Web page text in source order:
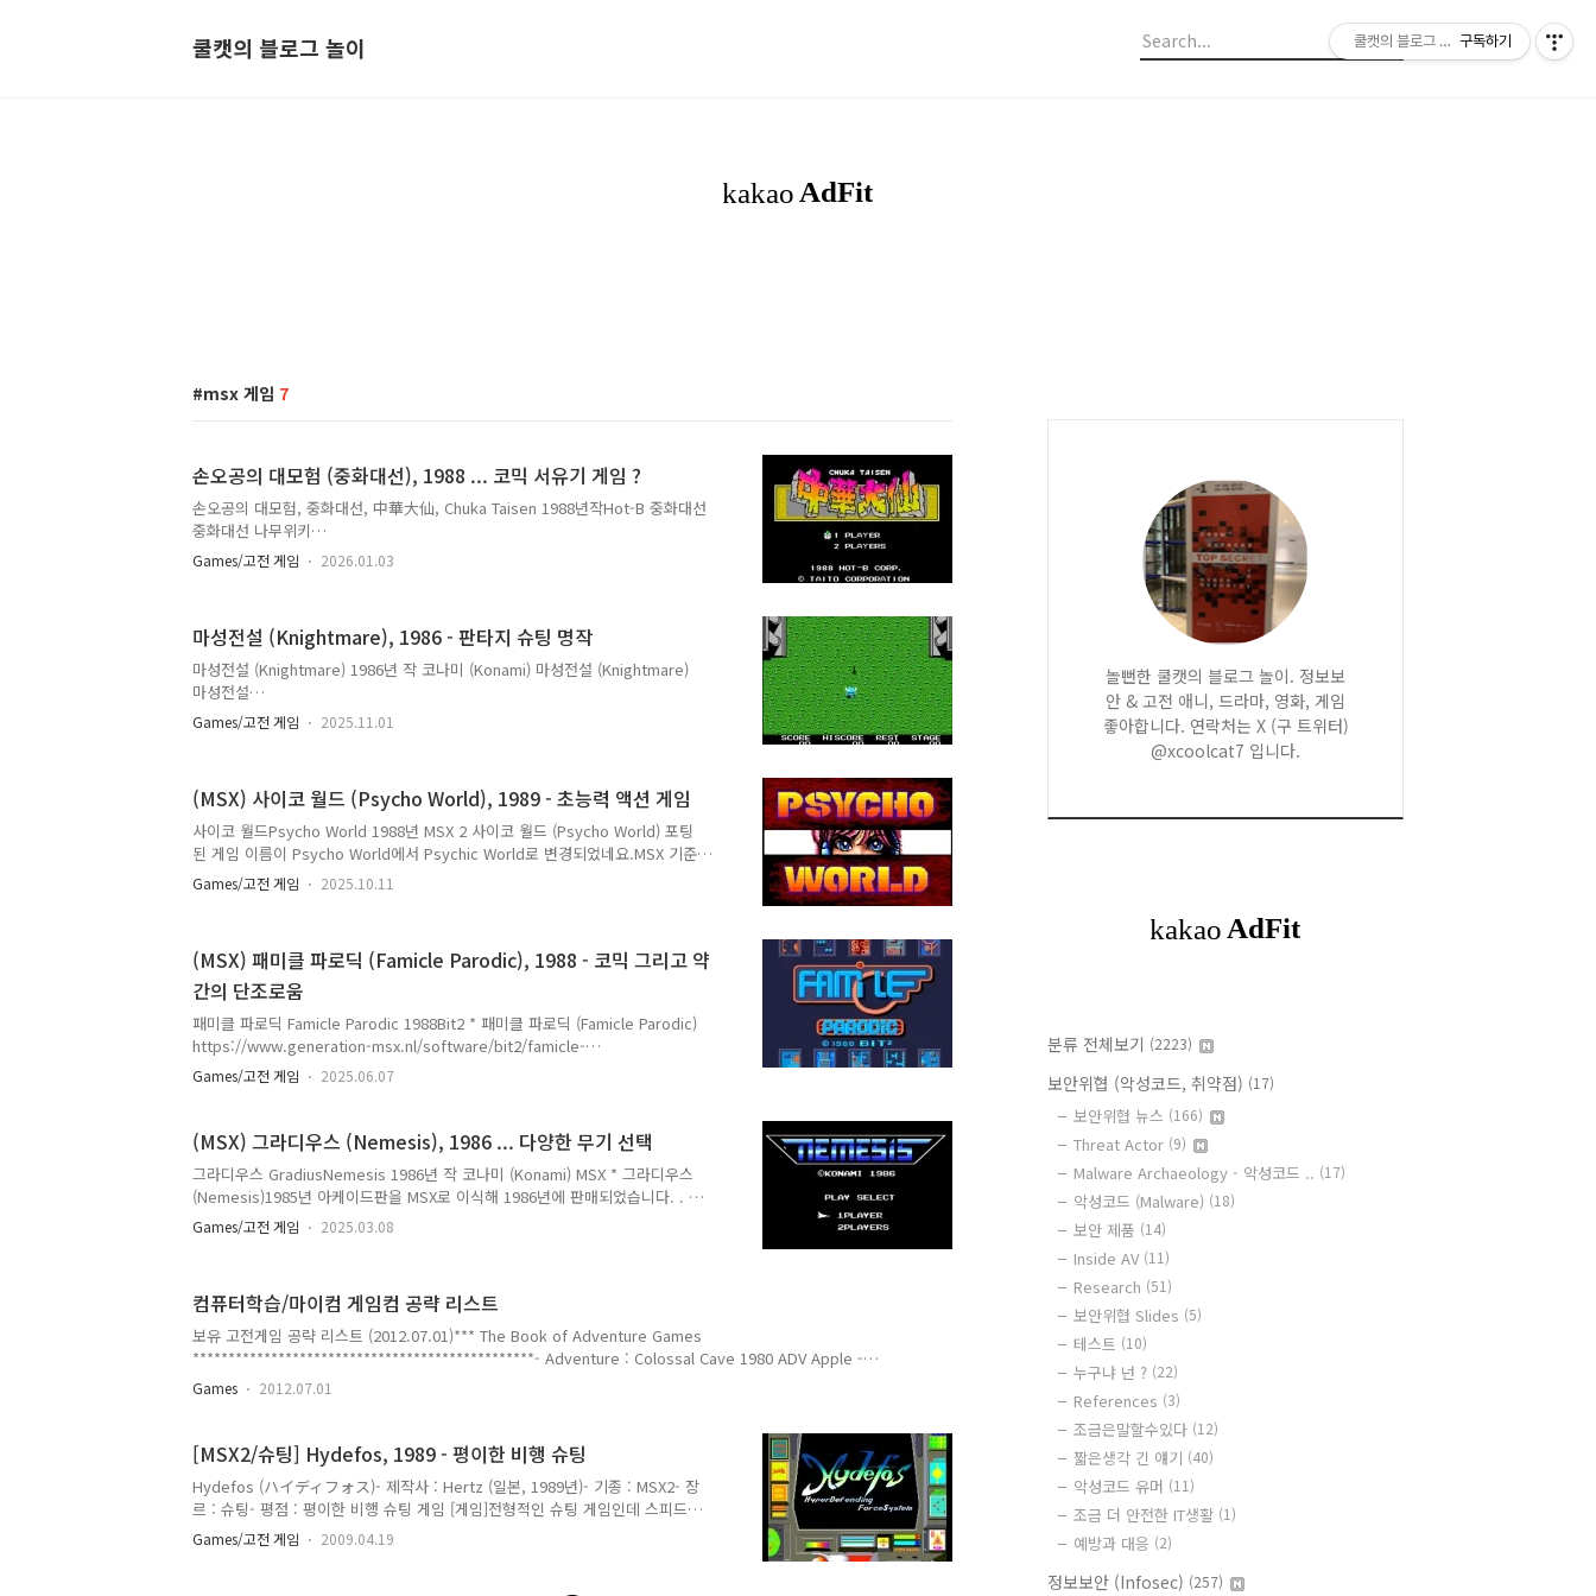
쿨캣의 블로그 놀이
msx 게임 7
손오공의 대모험 (중화대선), 1988 ... 코믹 서유기 게임 ?
손오공의 대모험, 중화대선, 中華大仙, Chuka Taisen 1988년작Hot-B 중화대선
중화대선 나무위키
https://namu.wiki/w/%EC%A4%91%ED%99%94%EB%8C%80%EC%84
%A0 중화대선아케이드 판 PC 엔진 이식판 '극락! 중화대선' 1988년 6월 에
통해 정식으로 판매되었다고 합니다.국내에 게임 유통하면 동서게임채널이 먼저
떠오르고 그 다음 SKC였는데, SKC가 훨씬 전부터 게임을 출시했었군요.그런데,
당시 일본어는 어떻게 처리했나 궁금하네요. 아이템은 종류와 특징은 다음과 같
습니다. ..
Games/고전 게임 2026.01.03
마성전설 (Knightmare), 1986 - 판타지 슈팅 명작
마성전설 (Knightmare) 1986년 작 코나미 (Konami) 마성전설 (Knightmare)
마성전설
https://namu.wiki/w/%EB%A7%88%EC%84%B1%EC%A0%84%EC%84
%A4 마성전설플레이 영상 코나미 에서 발매한 마성전설 시리즈 의 첫 작품. 파
녀를 찾기 위해 헤라가 알려준 아토스로 갑니다. 추억 이 게임을 MSX 컴퓨터보
다는 재믹스로 접했을 겁니다.재믹스가 있던 친구 집에서 처음 본 듯 합니다.몇
번 해보지 않았지만, 인상 깊은 작품이었습니다. 플레이 그래픽은 MSX 1이라 다
Games/고전 게임 2025.11.01
(MSX) 사이코 월드 (Psycho World), 1989 - 초능력 액션 게임
사이코 월드Psycho World 1988년 MSX 2 사이코 월드 (Psycho World) 포팅
된 게임 이름이 Psycho World에서 Psychic World로 변경되었네요.MSX 기준
으로 사이코 월드로 표기하겠습니다.
https://en.wikipedia.org/wiki/Psychic_World Psychic World -
platform video game. Originally released in Japan for the MSX2 as
Psycho World (サイコ・ワールド)..
Games/고전 게임 2025.10.11
(MSX) 패미클 파로딕 (Famicle Parodic), 1988 - 코믹 그리고 약
간의 단조로움
패미클 파로딕 Famicle Parodic 1988Bit2 * 패미클 파로딕 (Famicle Parodic)
https://www.generation-msx.nl/software/bit2/famicle-
parodic/release/1196/ Famicle Parodic (1988, MSX2, Bit²) |
ReleasesReleases of: Famicle Parodicwww.generation-msx.nl 컴퓨터학
고 있던 책 스캔은 더 세월의 흔적을 느낄 수 있습니다.(2006년 2월 스캔) 2390
년 1월 29일 눈내리는 일요일4월 1일 공간 게임 하우스에서 게임 대회가 개최된
다고 합니다.단, 각자가 만..
Games/고전 게임 2025.06.07
(MSX) 그라디우스 (Nemesis), 1986 ... 다양한 무기 선택
그라디우스 GradiusNemesis 1986년 작 코나미 (Konami) MSX * 그라디우스
(Nemesis)1985년 아케이드판을 MSX로 이식해 1986년에 판매되었습니다. . 그
라디우스 시리즈 나무위키
https://namu.wiki/w/%EA%B7%B8%EB%9D%BC%EB%94%94%EC%9A
의 1981년 작 스크램블 이 그 전namu.wiki 자낙, 알레스터 등과는 다르게 가로
방향 비행 슈팅 게임입니다. https://xcoolcat7.tistory.com/1450 (MSX) 자낙
(Zanac) 1986년, (엔딩) - 고전 슈팅..
Games/고전 게임 2025.03.08
컴퓨터학습/마이컴 게임컴 공략 리스트
보유 고전게임 공략 리스트 (2012.07.01)*** The Book of Adventure Games
************************************************- Adventure : Colossal Cave 1980 ADV Apple -
Adventureland 19?? ADV Apple- Adventure in Time 19?? ADV AppleP Ali Baba and the forty thieves ..
Games 2012.07.01
[MSX2/슈팅] Hydefos, 1989 - 평이한 비행 슈팅
Hydefos (ハイディフォス)- 제작사 : Hertz (일본, 1989년)- 기종 : MSX2- 장
르 : 슈팅- 평점 : 평이한 비행 슈팅 게임 [게임]전형적인 슈팅 게임인데 스피드업
(S)를 먹으면 너무 빨라져서 조이스틱으로 조정하기 힘들었다.- MSX 에뮬레이터
때문일지 모르겠지만 조이스틱보다는 키보드가 조작이 편했다.비행기는 총 5대
Games/고전 게임 2009.04.19
놀뻔한 쿨캣의 블로그 놀이. 정보보
안 & 고전 애니, 드라마, 영화, 게임
좋아합니다. 연락처는 X (구 트위터)
@xcoolcat7 입니다.
분류 전체보기 (2223)
보안위협 (악성코드, 취약점) (17)
보안위협 뉴스 (166)
Threat Actor (9)
Malware Archaeology - 악성코드 .. (17)
악성코드 (Malware) (18)
보안 제품 (14)
Inside AV (11)
Research (51)
보안위협 Slides (5)
테스트 (10)
누구냐 넌 ? (22)
References (3)
조금은말할수있다 (12)
짧은생각 긴 얘기 (40)
악성코드 유머 (11)
조금 더 안전한 IT생활 (1)
예방과 대응 (2)
정보보안 (Infosec) (257)
쿨캣의 블로그 놀이구독하기